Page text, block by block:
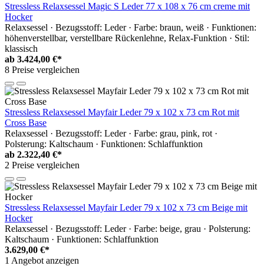
Stressless Relaxsessel Magic S Leder 77 x 108 x 76 cm creme mit
Hocker
Relaxsessel · Bezugsstoff: Leder · Farbe: braun, weiß · Funktionen:
höhenverstellbar, verstellbare Rückenlehne, Relax-Funktion · Stil:
klassisch
ab 3.424,00 €*
8 Preise vergleichen
Stressless Relaxsessel Mayfair Leder 79 x 102 x 73 cm Rot mit
Cross Base
Relaxsessel · Bezugsstoff: Leder · Farbe: grau, pink, rot ·
Polsterung: Kaltschaum · Funktionen: Schlaffunktion
ab 2.322,40 €*
2 Preise vergleichen
Stressless Relaxsessel Mayfair Leder 79 x 102 x 73 cm Beige mit
Hocker
Relaxsessel · Bezugsstoff: Leder · Farbe: beige, grau · Polsterung:
Kaltschaum · Funktionen: Schlaffunktion
3.629,00 €*
1 Angebot anzeigen